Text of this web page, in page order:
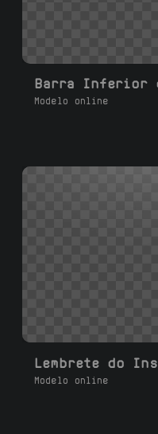
Modelo online
Modelo online